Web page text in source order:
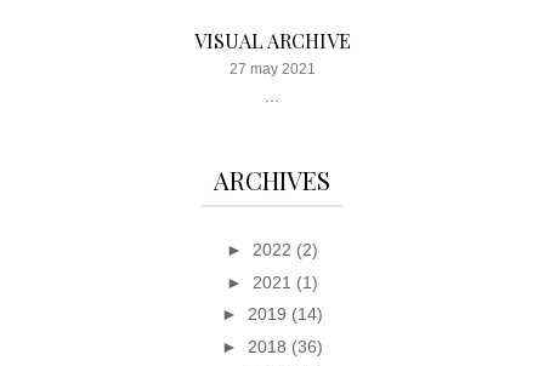
VISUAL ARCHIVE
27 may 2021
...
ARCHIVES
► 2022 (2)
► 2021 (1)
► 2019 (14)
► 2018 (36)